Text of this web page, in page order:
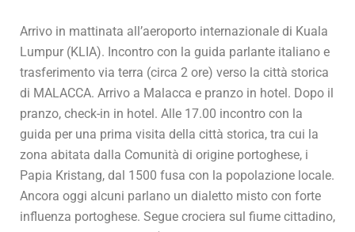
Arrivo in mattinata all’aeroporto internazionale di Kuala
Lumpur (KLIA). Incontro con la guida parlante italiano e
trasferimento via terra (circa 2 ore) verso la città storica
di MALACCA. Arrivo a Malacca e pranzo in hotel. Dopo il
pranzo, check-in in hotel. Alle 17.00 incontro con la
guida per una prima visita della città storica, tra cui la
zona abitata dalla Comunità di origine portoghese, i
Papia Kristang, dal 1500 fusa con la popolazione locale.
Ancora oggi alcuni parlano un dialetto misto con forte
influenza portoghese. Segue crociera sul fiume cittadino,